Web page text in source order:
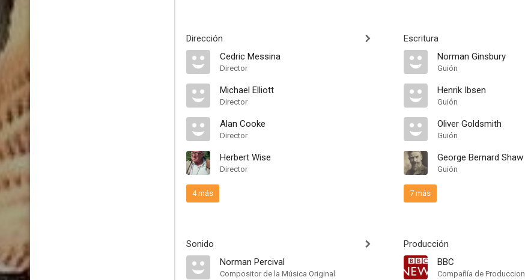
Dirección
Cedric Messina
Director
Michael Elliott
Director
Alan Cooke
Director
Herbert Wise
Director
4 más
Sonido
Norman Percival
Compositor de la Música Original
Escritura
Norman Ginsbury
Guión
Henrik Ibsen
Guión
Oliver Goldsmith
Guión
George Bernard Shaw
Guión
7 más
Producción
BBC
Compañía de Produccion